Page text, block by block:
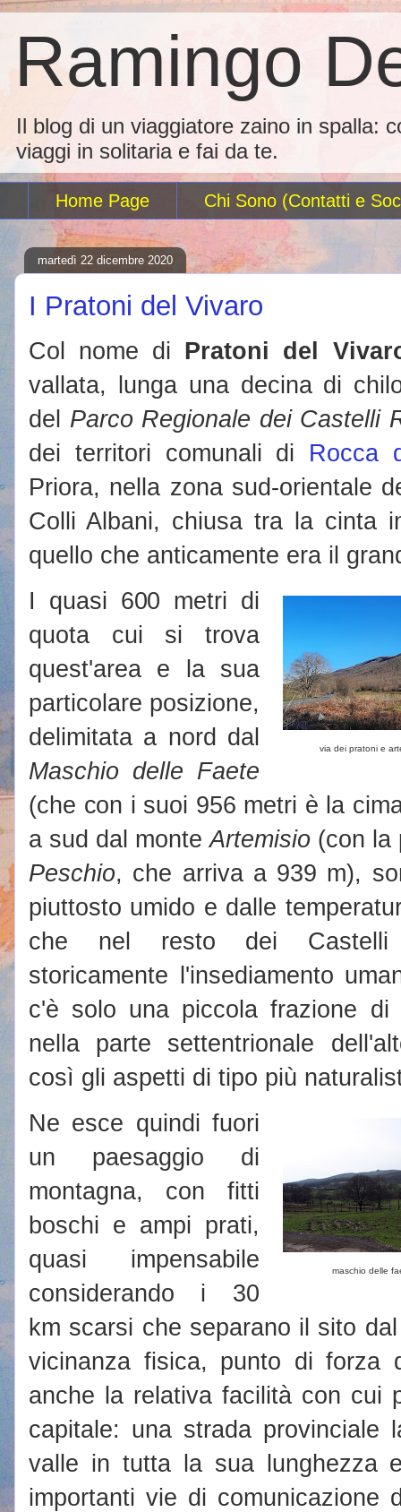
Ramingo
Il blog di un viaggiatore zaino in spalla:
viaggi in solitaria e fai da te.
Home Page Chi Sono (Contatti e
martedì 22 dicembre 2020
I Pratoni del Vivaro
Col nome di Pratoni del
vallata, lunga una decina di
del Parco Regionale dei Castelli
dei territori comunali di Rocca
Priora, nella zona sud-orientale
Colli Albani, chiusa tra la cinta
quello che anticamente era il
via dei pratoni e
I quasi 600 metri di
quota cui si trova
quest'area e la sua
particolare posizione,
delimitata a nord dal
Maschio delle Faete
(che con i suoi 956 metri è la
a sud dal monteArtemisio (con la
Peschio, che arriva a 939 m),
piuttosto umido e dalle
che nel resto dei Castelli
storicamente l'insediamento
c'è solo una piccola frazione di
nella parte settentrionale
così gli aspetti di tipo più
maschio delle
Ne esce quindi fuori
un paesaggio di
montagna, con fitti
boschi e ampi prati,
quasi impensabile
considerando i 30
km scarsi che separano il sito
vicinanza fisica, punto di forza
anche la relativa facilità con cui
capitale: una strada provinciale
valle in tutta la sua lunghezza
importanti vie di comunicazione